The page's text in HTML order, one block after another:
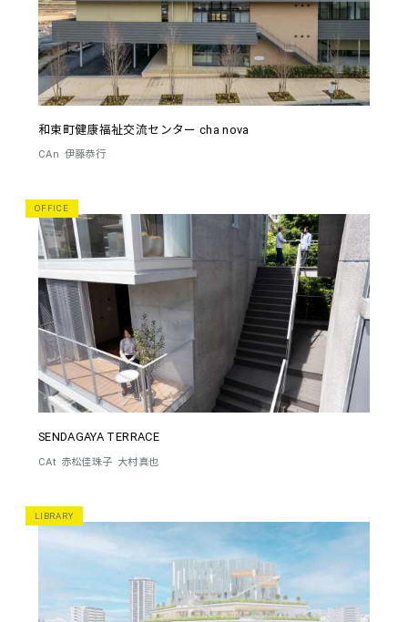
和束町健康福祉交流センター cha nova
CAn 伊藤恭行
OFFICE
SENDAGAYA TERRACE
CAt 赤松佳珠子 大村真也
LIBRARY